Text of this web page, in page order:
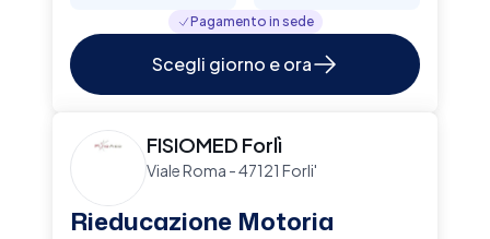
Pagamento in sede
Scegli giorno e ora
FISIOMED Forlì
Viale Roma - 47121 Forli'
Rieducazione Motoria